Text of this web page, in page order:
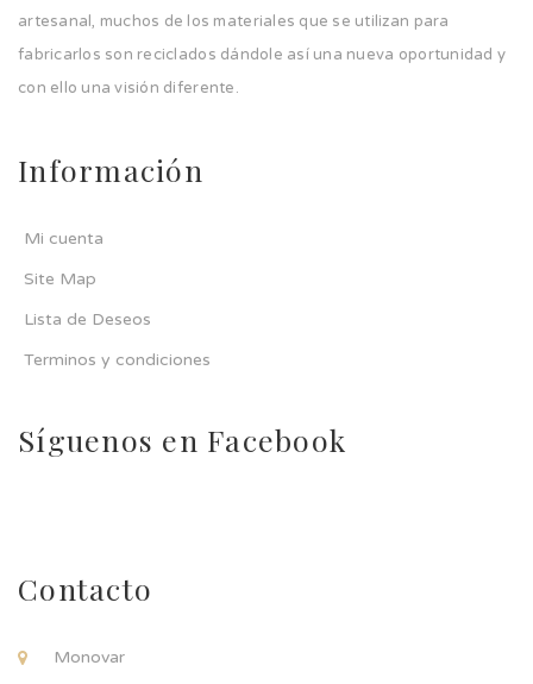
artesanal, muchos de los materiales que se utilizan para
fabricarlos son reciclados dándole así una nueva oportunidad y
con ello una visión diferente.
Información
Mi cuenta
Site Map
Lista de Deseos
Terminos y condiciones
Síguenos en Facebook
Contacto
Monovar